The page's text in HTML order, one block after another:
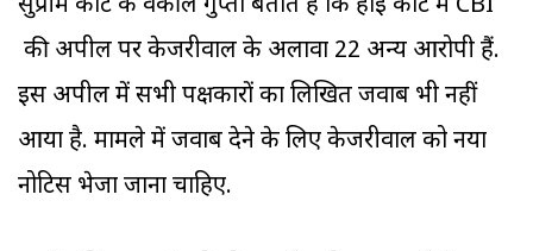
की अपील पर केजरीवाल के अलावा 22 अन्य आरोपी हैं.
इस अपील में सभी पक्षकारों का लिखित जवाब भी नहीं
आया है. मामले में जवाब देने के लिए केजरीवाल को नया
नोटिस भेजा जाना चाहिए.